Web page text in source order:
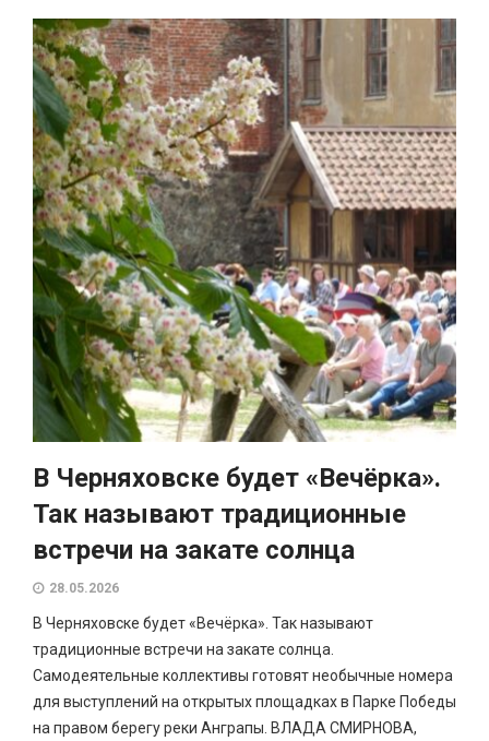
В Черняховске будет «Вечёрка».
Так называют традиционные
встречи на закате солнца
28.05.2026
В Черняховске будет «Вечёрка». Так называют
традиционные встречи на закате солнца.
Самодеятельные коллективы готовят необычные номера
для выступлений на открытых площадках в Парке Победы
на правом берегу реки Анграпы. ВЛАДА СМИРНОВА,